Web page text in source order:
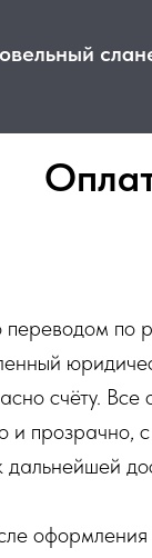
по
счёту. Все
и прозрачно,
дальнейшей
оформления